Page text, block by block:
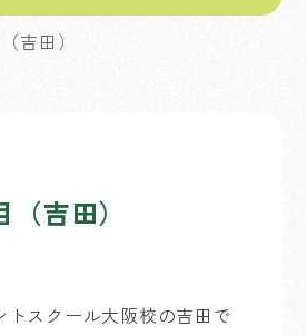
吉田）
吉田）
トスクール大阪校の吉田で